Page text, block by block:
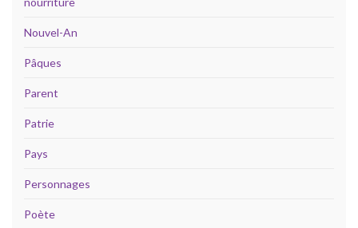
Nouvel-An
Pâques
Parent
Patrie
Pays
Personnages
Poète